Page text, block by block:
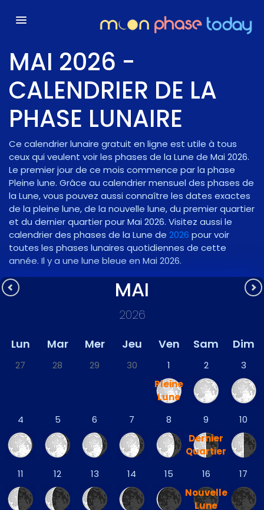
MAI 2026 -
CALENDRIER DE LA
PHASE LUNAIRE
Ce calendrier lunaire gratuit en ligne est utile à tous
ceux qui veulent voir les phases de la Lune de Mai 2026.
Le premier jour de ce mois commence par la phase
Pleine lune. Grâce au calendrier mensuel des phases de
la Lune, vous pouvez aussi connaître les dates exactes
de la pleine lune, de la nouvelle lune, du premier quartier
et du dernier quartier pour Mai 2026. Visitez aussi le
calendrier des phases de la Lune de 2026 pour voir
toutes les phases lunaires quotidiennes de cette
année. Il y a une lune bleue en Mai 2026.
MAI
2026
Lun Mar Mer Jeu Ven Sam Dim
27 28 29 30
1
Pleine
Lune
2 3
4 5 6 7 8
9
Dernier
Quartier
10
11 12 13 14 15
16
Nouvelle
Lune
17